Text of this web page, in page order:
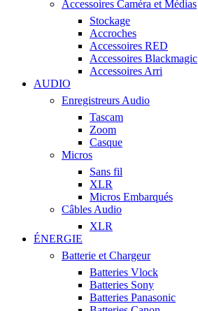
Accessoires Caméra et Médias
Stockage
Accroches
Accessoires RED
Accessoires Blackmagic
Accessoires Arri
AUDIO
Enregistreurs Audio
Tascam
Zoom
Casque
Micros
Sans fil
XLR
Micros Embarqués
Câbles Audio
XLR
ÉNERGIE
Batterie et Chargeur
Batteries Vlock
Batteries Sony
Batteries Panasonic